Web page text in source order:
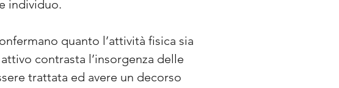
individuo.
quanto l’attività fisica sia
contrasta l’insorgenza delle
trattata ed avere un decorso